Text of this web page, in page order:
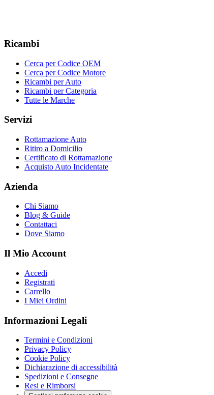
Ricambi
Cerca per Codice OEM
Cerca per Codice Motore
Ricambi per Auto
Ricambi per Categoria
Tutte le Marche
Servizi
Rottamazione Auto
Ritiro a Domicilio
Certificato di Rottamazione
Acquisto Auto Incidentate
Azienda
Chi Siamo
Blog & Guide
Contattaci
Dove Siamo
Il Mio Account
Accedi
Registrati
Carrello
I Miei Ordini
Informazioni Legali
Termini e Condizioni
Privacy Policy
Cookie Policy
Dichiarazione di accessibilità
Spedizioni e Consegne
Resi e Rimborsi